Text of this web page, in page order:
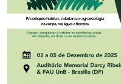
Ministério do Meio Ambiente
Ministério do Turismo